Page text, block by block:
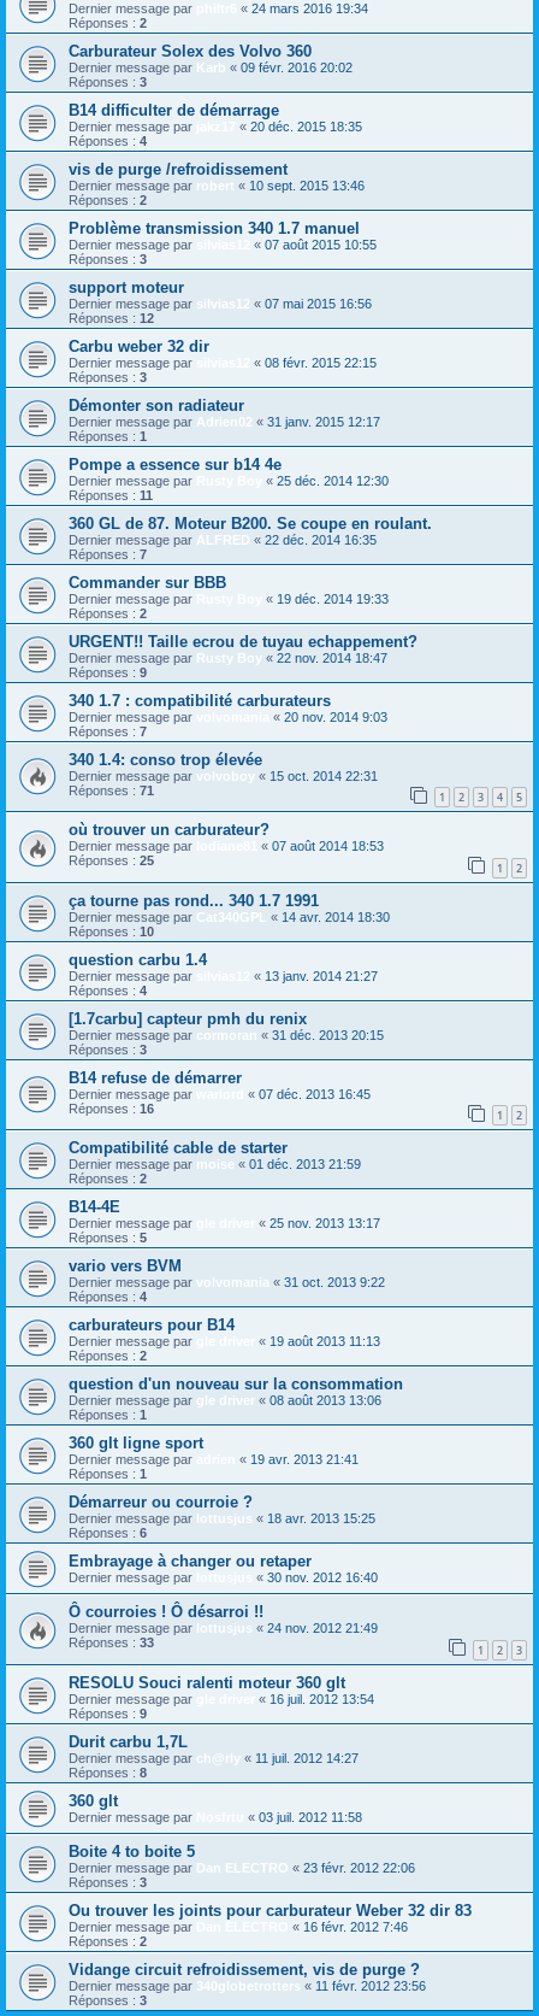
Dernier message par « 24 mars 2016 19:34
Réponses : 2
Carburateur Solex des Volvo 360
Dernier message par Karb « 09 févr. 2016 20:02
Réponses : 3
B14 difficulter de démarrage
Dernier message par « 20 déc. 2015 18:35
Réponses : 4
vis de purge /refroidissement
Dernier message par robert « 10 sept. 2015 13:46
Réponses : 2
Problème transmission 340 1.7 manuel
Dernier message par « 07 août 2015 10:55
Réponses : 3
support moteur
Dernier message par silvias12 « 07 mai 2015 16:56
Réponses : 12
Carbu weber 32 dir
Dernier message par « 08 févr. 2015 22:15
Réponses : 3
Démonter son radiateur
Dernier message par Adrien02 « 31 janv. 2015 12:17
Réponses : 1
Pompe a essence sur b14 4e
Dernier message par « 25 déc. 2014 12:30
Réponses : 11
360 GL de 87. Moteur B200. Se coupe en roulant.
Dernier message par ALFRED « 22 déc. 2014 16:35
Réponses : 7
Commander sur BBB
Dernier message par « 19 déc. 2014 19:33
Réponses : 2
URGENT!! Taille ecrou de tuyau echappement?
Dernier message par Rusty Boy « 22 nov. 2014 18:47
Réponses : 9
340 1.7 : compatibilité carburateurs
Dernier message par « 20 nov. 2014 9:03
Réponses : 7
340 1.4: conso trop élevée
Dernier message par volvoboy « 15 oct. 2014 22:31
Réponses : 71 1 2 3 4 5
où trouver un carburateur?
Dernier message par « 07 août 2014 18:53
Réponses : 25 1 2
ça tourne pas rond... 340 1.7 1991
Dernier message par Cat340GPL « 14 avr. 2014 18:30
Réponses : 10
question carbu 1.4
Dernier message par « 13 janv. 2014 21:27
Réponses : 4
[1.7carbu] capteur pmh du renix
Dernier message par cormoran « 31 déc. 2013 20:15
Réponses : 3
B14 refuse de démarrer
Dernier message par « 07 déc. 2013 16:45
Réponses : 16 1 2
Compatibilité cable de starter
Dernier message par moise « 01 déc. 2013 21:59
Réponses : 2
B14-4E
Dernier message par « 25 nov. 2013 13:17
Réponses : 5
vario vers BVM
Dernier message par volvomania « 31 oct. 2013 9:22
Réponses : 4
carburateurs pour B14
Dernier message par « 19 août 2013 11:13
Réponses : 2
question d'un nouveau sur la consommation
Dernier message par gle driver « 08 août 2013 13:06
Réponses : 1
360 glt ligne sport
Dernier message par « 19 avr. 2013 21:41
Réponses : 1
Démarreur ou courroie ?
Dernier message par lottusjus « 18 avr. 2013 15:25
Réponses : 6
Embrayage à changer ou retaper
Dernier message par « 30 nov. 2012 16:40
Ô courroies ! Ô désarroi !!
Dernier message par lottusjus « 24 nov. 2012 21:49
Réponses : 33 1 2 3
RESOLU Souci ralenti moteur 360 glt
Dernier message par « 16 juil. 2012 13:54
Réponses : 9
Durit carbu 1,7L
Dernier message par ch@rly « 11 juil. 2012 14:27
Réponses : 8
360 glt
Dernier message par « 03 juil. 2012 11:58
Boite 4 to boite 5
Dernier message par Dan ELECTRO « 23 févr. 2012 22:06
Réponses : 3
Ou trouver les joints pour carburateur Weber 32 dir 83
Dernier message par « 16 févr. 2012 7:46
Réponses : 2
Vidange circuit refroidissement, vis de purge ?
Dernier message par 340globetrotters « 11 févr. 2012 23:56
Réponses : 3